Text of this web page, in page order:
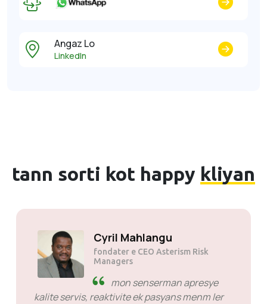
Angaz Lo
LinkedIn
tann sorti kot happy kliyan
Cyril Mahlangu
fondater e CEO Asterism Risk
Managers
mon senserman apresye
kalite servis, reaktivite ek pasyans menm ler